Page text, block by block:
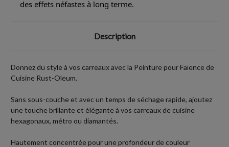
des effets néfastes à long terme.
Description
Donnez du style à vos carreaux avec la Peinture pour Faïence de
Cuisine Rust-Oleum.
Sans sous-couche et avec un temps de séchage rapide, ajoutez
une touche brillante et élégante à vos carreaux de cuisine
hexagonaux, métro ou diamantés.
Hautement concentrée pour une profondeur de couleur